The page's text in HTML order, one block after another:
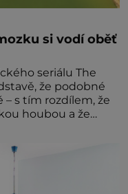
si vodí oběť
seriálu The
že podobné
s tím rozdílem, že
houbou a že
naší přírodě.